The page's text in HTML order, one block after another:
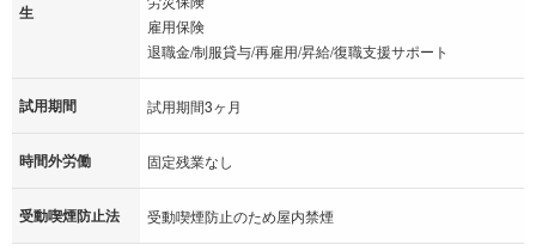
生
雇用保険
退職金/制服貸与/再雇用/昇給/復職支援サポート
試用期間 試用期間3ヶ月
時間外労働 固定残業なし
受動喫煙防止法 受動喫煙防止のため屋内禁煙